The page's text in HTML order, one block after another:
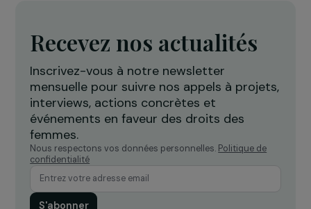
ÉVÈNEMENT
Retour sur la 1ère cérémonie de remise des
“Fondation RAJA Women’s Awards”
22 novembre 2013